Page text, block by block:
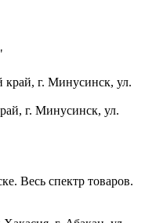
г. Минусинск, ул.
Весь спектр товаров.